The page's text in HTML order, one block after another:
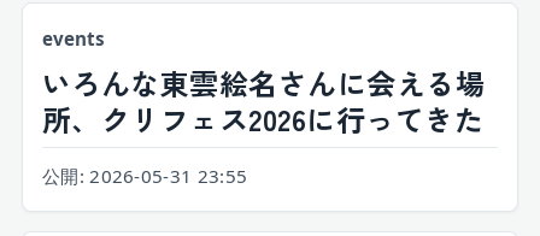
events
いろんな東雲絵名さんに会える場
所、クリフェス2026に行ってきた
公開:2026-05-31 23:55